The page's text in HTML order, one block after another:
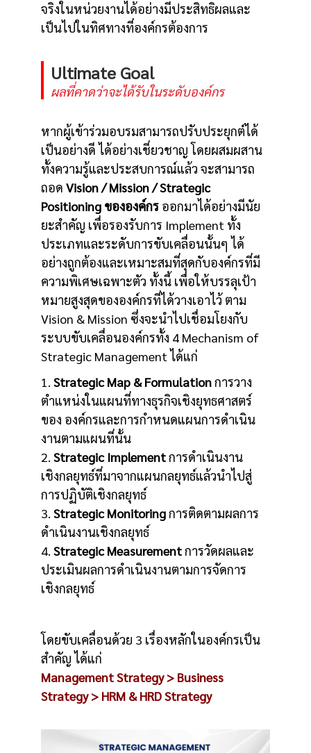
จริงในหน่วยงานได้อย่างมีประสิทธิผลและ
เป็นไปในทิศทางที่องค์กรต้องการ
Ultimate Goal
ผลที่คาดว่าจะได้รับในระดับองค์กร
หากผู้เข้าร่วมอบรมสามารถปรับประยุกต์ได้
เป็นอย่างดี ได้อย่างเชี่ยวชาญ โดยผสมผสาน
ทั้งความรู้และประสบการณ์แล้ว จะสามารถ
ถอด Vision / Mission / Strategic
Positioning ขององค์กร ออกมาได้อย่างมีนัย
ยะสำคัญ เพื่อรองรับการ Implement ทั้ง
ประเภทและระดับการขับเคลื่อนนั้นๆ ได้
อย่างถูกต้องและเหมาะสมที่สุดกับองค์กรที่มี
ความพิเศษเฉพาะตัว ทั้งนี้ เพื่อให้บรรลุเป้า
หมายสูงสุดขององค์กรที่ได้วางเอาไว้ ตาม
Vision & Mission ซึ่งจะนำไปเชื่อมโยงกับ
ระบบขับเคลื่อนองค์กรทั้ง 4 Mechanism of
Strategic Management ได้แก่
1. Strategic Map & Formulationการวาง
ตำแหน่งในแผนที่ทางธุรกิจเชิงยุทธศาสตร์
ของ องค์กรและการกำหนดแผนการดำเนิน
งานตามแผนที่นั้น
2. Strategic Implementการดำเนินงาน
เชิงกลยุทธ์ที่มาจากแผนกลยุทธ์แล้วนำไปสู่
การปฏิบัติเชิงกลยุทธ์
3. Strategic Monitoringการติดตามผลการ
ดำเนินงานเชิงกลยุทธ์
4. Strategic Measurementการวัดผลและ
ประเมินผลการดำเนินงานตามการจัดการ
เชิงกลยุทธ์
โดยขับเคลื่อนด้วย 3 เรื่องหลักในองค์กรเป็น
สำคัญ ได้แก่
Management Strategy > Business
Strategy > HRM & HRD Strategy